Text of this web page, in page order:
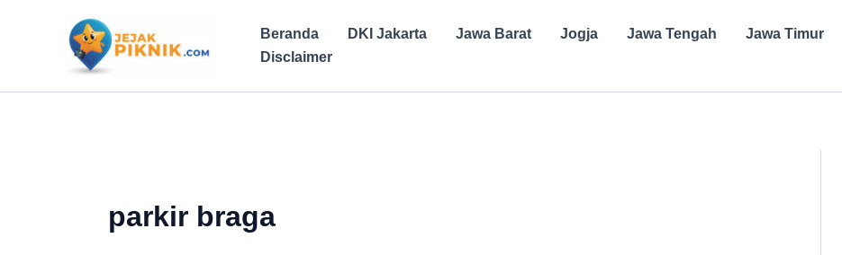
Beranda DKI Jakarta Jawa Barat Jogja Jawa Tengah Jawa Timur
Disclaimer
parkir braga